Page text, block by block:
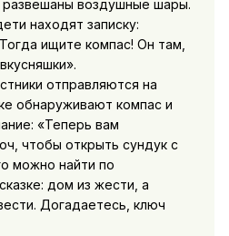
воздушные шары.
находят записку:
ищите компас! Он там,
отправляются на
обнаруживают компас и
«Теперь вам
чтобы открыть сундук с
можно найти по
дом из жести, а
Догадаетесь, ключ